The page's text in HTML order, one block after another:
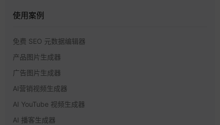
使用案例
免费 SEO 元数据编辑器
产品图片生成器
广告图片生成器
AI营销视频生成器
AI YouTube 视频生成器
AI 播客生成器